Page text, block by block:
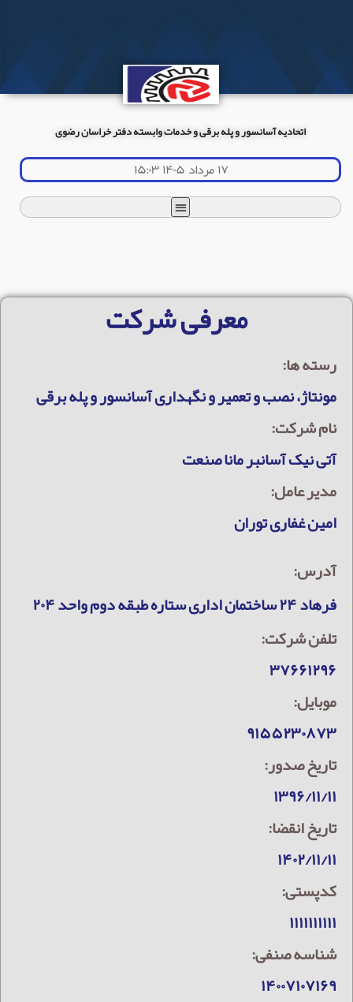
اتحادیه آسانسور و پله برقی و خدمات وابسته دفتر خراسان رضوی
۱۷ مرداد ۱۴۰۵ ۱۵:۰۳
معرفی شرکت
رسته ها:
مونتاژ، نصب و تعمیر و نگهداری آسانسور و پله برقی
نام شرکت:
آتی نیک آسانبر مانا صنعت
مدیر عامل:
امین غفاری توران
آدرس:
فرهاد ۲۴ ساختمان اداری ستاره طبقه دوم واحد ۲۰۴
تلفن شرکت:
۳۷۶۶۱۲۹۶
موبایل:
۹۱۵۵۲۳۰۸۷۳
تاریخ صدور:
۱۳۹۶/۱۱/۱۱
تاریخ انقضا:
۱۴۰۲/۱۱/۱۱
کدپستی:
۱۱۱۱۱۱۱۱۱۱
شناسه صنفی:
۱۴۰۰۷۱۰۷۱۶۹